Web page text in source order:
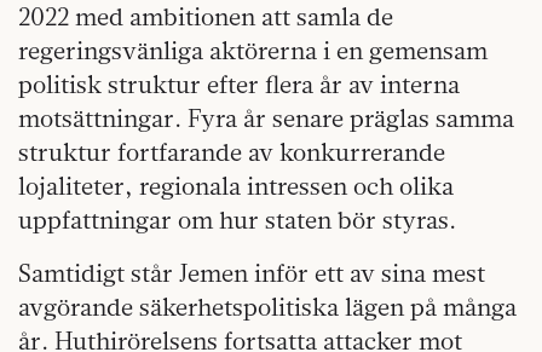
2022 med ambitionen att samla de
regeringsvänliga aktörerna i en gemensam
politisk struktur efter flera år av interna
motsättningar. Fyra år senare präglas samma
struktur fortfarande av konkurrerande
lojaliteter, regionala intressen och olika
uppfattningar om hur staten bör styras.
Samtidigt står Jemen inför ett av sina mest
avgörande säkerhetspolitiska lägen på många
år. Huthirörelsens fortsatta attacker mot